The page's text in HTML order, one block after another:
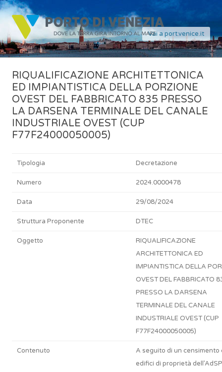
Vai a port.venice.it
RIQUALIFICAZIONE ARCHITETTONICA
ED IMPIANTISTICA DELLA PORZIONE
OVEST DEL FABBRICATO 835 PRESSO
LA DARSENA TERMINALE DEL CANALE
INDUSTRIALE OVEST (CUP
F77F24000050005)
Tipologia Decretazione
Numero 2024.0000478
Data 29/08/2024
Struttura Proponente DTEC
Oggetto
RIQUALIFICAZIONE
ARCHITETTONICA ED
IMPIANTISTICA DELLA
OVEST DEL FABBRICATO
PRESSO LA DARSENA
TERMINALE DEL CANALE
INDUSTRIALE OVEST (CUP
F77F24000050005)
Contenuto
A seguito di un censimento
edifici di proprietà